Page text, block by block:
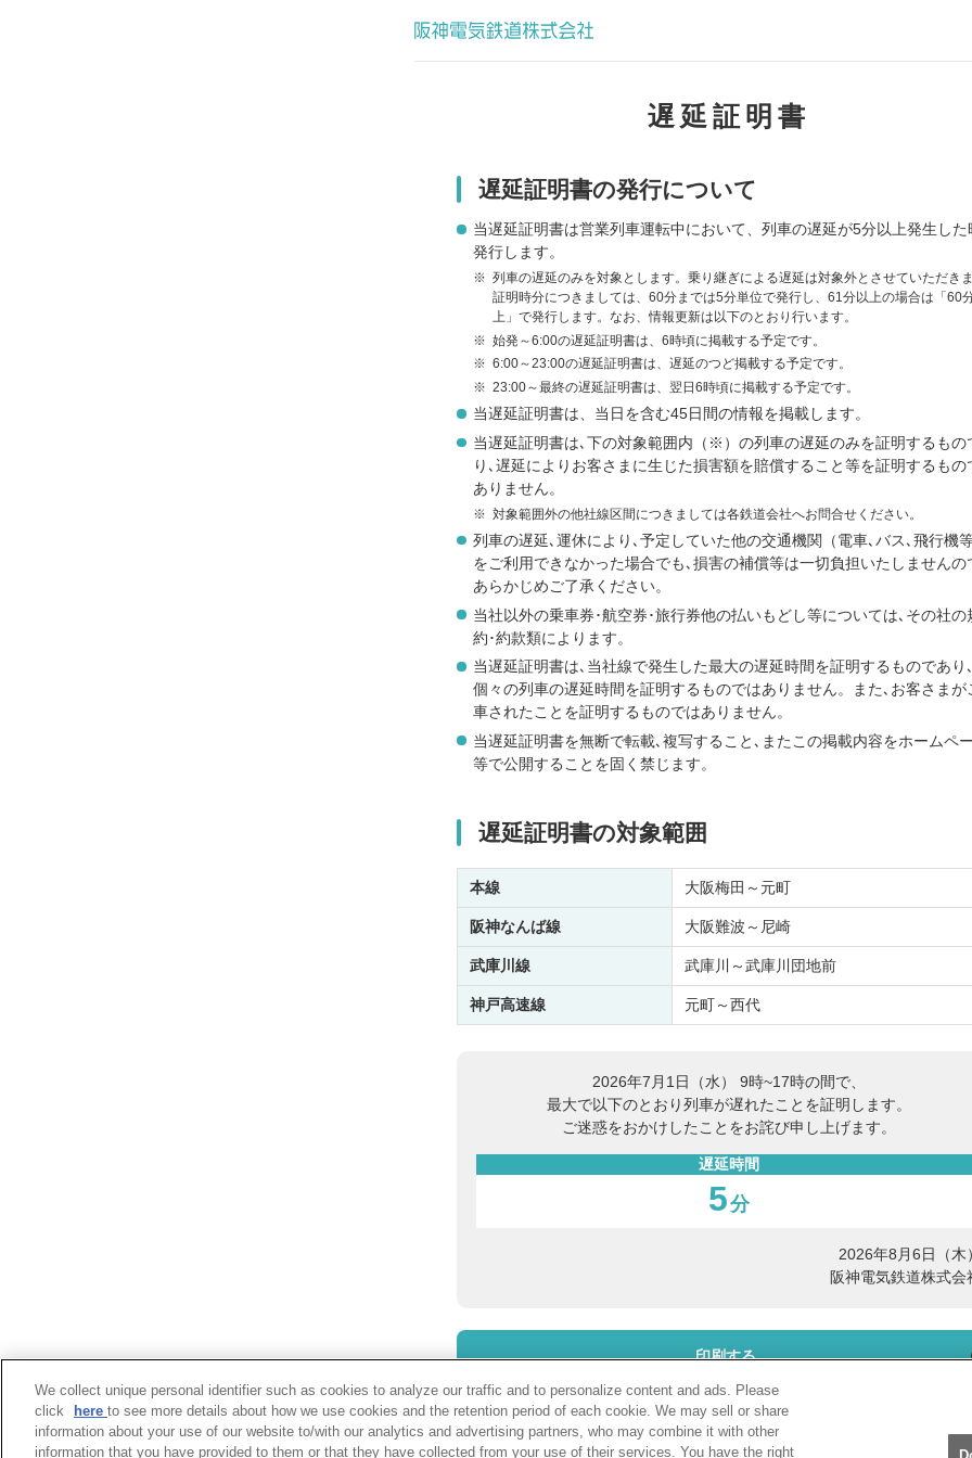
遅延証明書
遅延証明書の発行について
当遅延証明書は営業列車運転中において、列車の遅延が5分以上発生した
発行します。
※ 列車の遅延のみを対象とします。乗り継ぎによる遅延は対象外とさせていただきま
証明時分につきましては、60分までは5分単位で発行し、61分以上の場合は「60
上」で発行します。なお、情報更新は以下のとおり行います。
※ 始発～6:00の遅延証明書は、6時頃に掲載する予定です。
※ 6:00～23:00の遅延証明書は、遅延のつど掲載する予定です。
※ 23:00～最終の遅延証明書は、翌日6時頃に掲載する予定です。
当遅延証明書は、当日を含む45日間の情報を掲載します。
当遅延証明書は､下の対象範囲内（※）の列車の遅延のみを証明するもの
り､遅延によりお客さまに生じた損害額を賠償すること等を証明するもの
ありません。
※ 対象範囲外の他社線区間につきましては各鉄道会社へお問合せください。
列車の遅延､運休により､予定していた他の交通機関（電車､バス､飛行機等
をご利用できなかった場合でも､損害の補償等は一切負担いたしませんの
あらかじめご了承ください。
当社以外の乗車券･航空券･旅行券他の払いもどし等については､その社の
約･約款類によります。
当遅延証明書は､当社線で発生した最大の遅延時間を証明するものであり､
個々の列車の遅延時間を証明するものではありません。また､お客さまが
車されたことを証明するものではありません。
当遅延証明書を無断で転載､複写すること､またこの掲載内容をホームペ
等で公開することを固く禁じます。
遅延証明書の対象範囲
本線 大阪梅田～元町
阪神なんば線 大阪難波～尼崎
武庫川線 武庫川～武庫川団地前
神戸高速線 元町～西代
2026年7月1日（水） 9時~17時の間で、
最大で以下のとおり列車が遅れたことを証明します。
ご迷惑をおかけしたことをお詫び申し上げます。
遅延時間
5分
2026年8月6日（木）
阪神電気鉄道株式会
印刷する
PDF表示
We collect unique personal identifier such as cookies to analyze our traffic and to personalize content and ads. Please
click
here to see more details about how we use cookies and the retention period of each cookie. We may sell or share
information about your use of our website to/with our analytics and advertising partners, who may combine it with other
information that you have provided to them or that they have collected from your use of their services. You have the right